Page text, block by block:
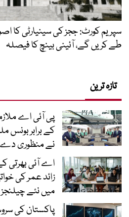
سپریم کورٹ: ججز کی سینیارٹی کا
طے کریں گے، آئینی بینچ کا فیصلہ
تازہ ترین
پی آئی اے
کے برابر بونس
نے منظوری
زائد عمر کی
میں نئے